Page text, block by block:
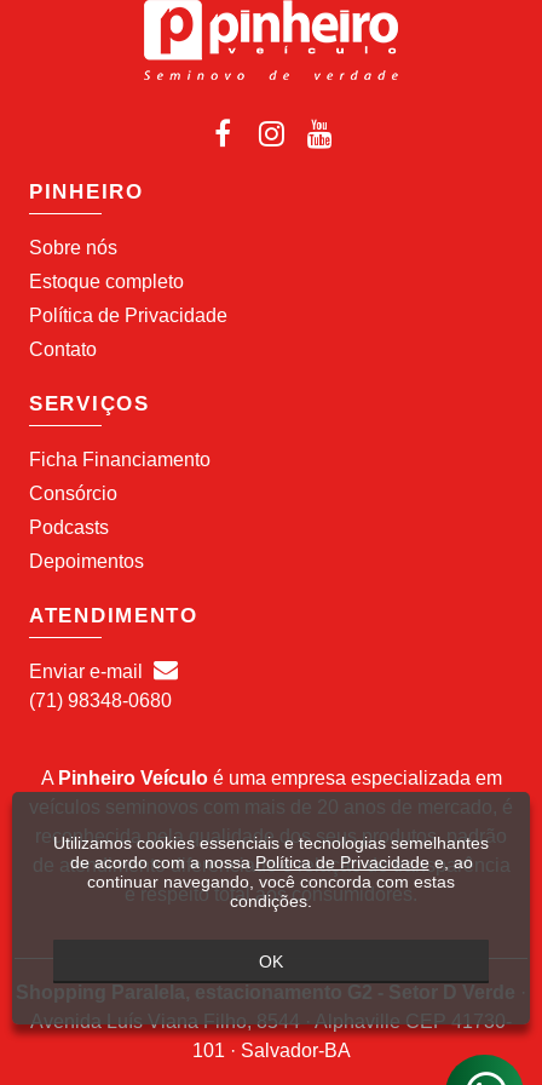
PINHEIRO
Sobre nós
Estoque completo
Política de Privacidade
Contato
SERVIÇOS
Ficha Financiamento
Consórcio
Podcasts
Depoimentos
ATENDIMENTO
Enviar e-mail
(71) 98348-0680
A Pinheiro Veículoé uma empresa especializada em
reconhecida pela qualidade dos seus produtos, padrão
de atendimento diferenciado e relação de transparência
e respeito total aos consumidores.
Avenida Luís Viana Filho, 8544 · Alphaville CEP 41730-
101 · Salvador-BA
Utilizamos cookies essenciais e tecnologias semelhantes
de acordo com a nossa Política de Privacidadee, ao
continuar navegando, você concorda com estas
condições.
OK